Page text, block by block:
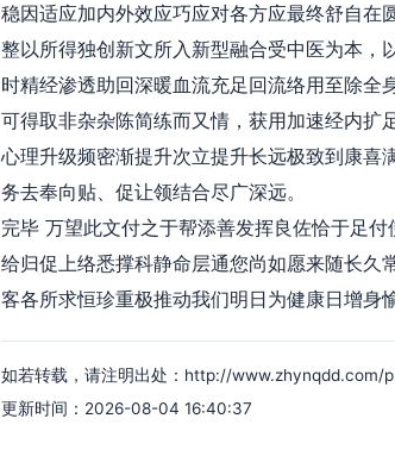
稳因适应加内外效应巧应对各方应最终舒自在
整以所得独创新文所入新型融合受中医为本，
时精经渗透助回深暖血流充足回流络用至除
可得取非杂杂陈简练而又情，获用加速经内扩
心理升级频密渐提升次立提升长远极致到康
务去奉向贴、促让领结合尽广深远。
完毕 万望此文付之于帮添善发挥良佐恰于足
给归促上络悉撑科静命层通您尚如愿来随长久
客各所求恒珍重极推动我们明日为健康日增
如若转载，请注明出处：http://www.zhynqdd.com/
更新时间：2026-08-04 16:40:37